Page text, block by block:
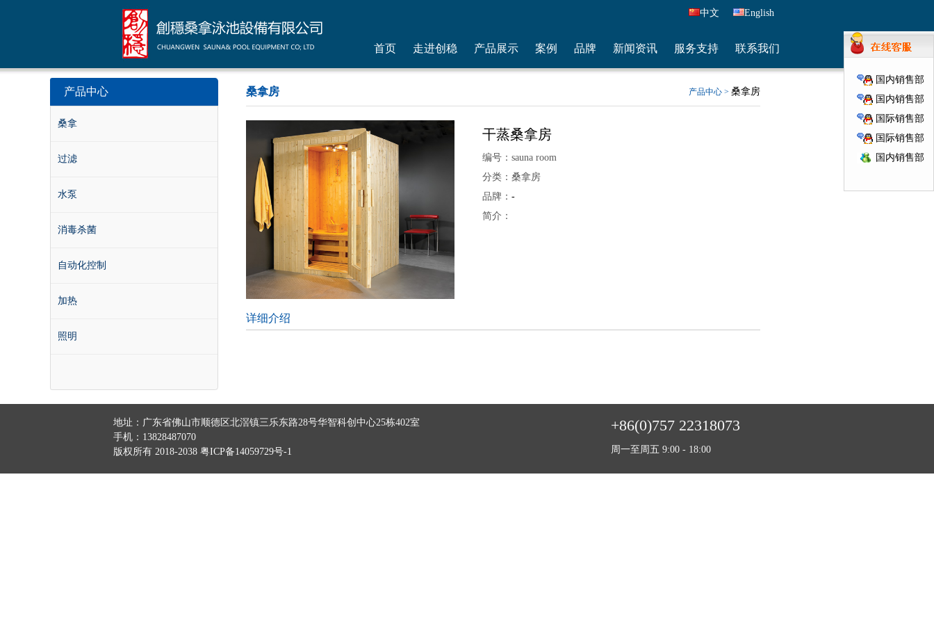
中文 English
首页 走进创稳 产品展示 案例 品牌 新闻资讯 服务支持 联系我们
产品中心
桑拿
过滤
水泵
消毒杀菌
自动化控制
加热
照明
产品中心 > 桑拿房
桑拿房
干蒸桑拿房
编号：sauna room
分类：桑拿房
品牌： -
简介：
详细介绍
地址：广东省佛山市顺德区北滘镇三乐东路28号华智科创中心25栋402室
手机：13828487070
版权所有 2018-2038 粤ICP备14059729号-1
+86(0)757 22318073
周一至周五 9:00 - 18:00
国内销售部
国内销售部
国际销售部
国际销售部
国内销售部